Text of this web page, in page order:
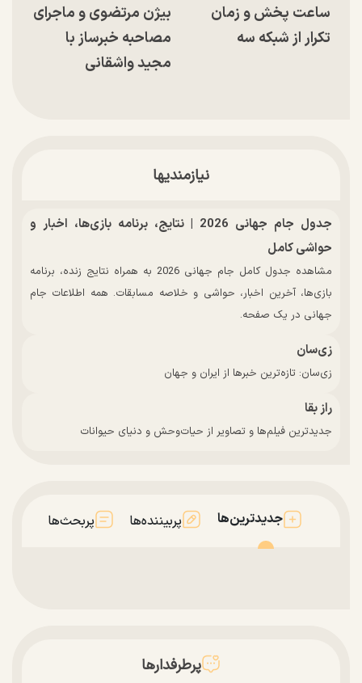
ساعت پخش و زمان
تکرار از شبکه سه
بیژن مرتضوی و ماجرای
مصاحبه خبرساز با
مجید واشقانی
نیازمندیها
جدول جام جهانی 2026 | نتایج، برنامه بازی‌ها، اخبار و
حواشی کامل
مشاهده جدول کامل جام جهانی 2026 به همراه نتایج زنده، برنامه
بازی‌ها، آخرین اخبار، حواشی و خلاصه مسابقات. همه اطلاعات جام
جهانی در یک صفحه.
زی‌سان
زی‌سان: تازه‌ترین خبرها از ایران و جهان
راز بقا
جدیدترین فیلم‌ها و تصاویر از حیات‌وحش و دنیای حیوانات
جدیدترین‌ها پربیننده‌ها پربحث‌ها
پرطرفدارها